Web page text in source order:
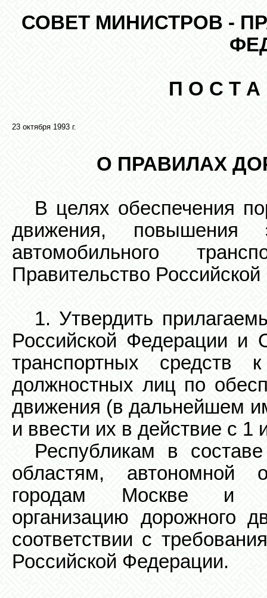
СОВЕТ МИНИСТРОВ -
П О С Т А
23 октября 1993 г.
О ПРАВИЛАХ
В целях обеспечения
движения, повышения
автомобильного
Правительство
1. Утвердить
Российской Федерации и
транспортных средств
должностных лиц по
движения (в дальнейшем
и ввести их в действие с 1
Республикам в
областям, автономной
городам Москве и
организацию дорожного
соответствии с
Российской Федерации.